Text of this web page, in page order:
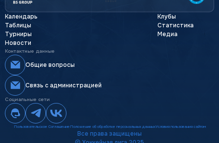
Календарь
Таблицы
Турниры
Новости
Клубы
Статистика
Медиа
Контактные данные
Общие вопросы
Связь с администрацией
Социальные сети
Пользовательское Соглашение Положение об обработке персональных данныхУсловия пользования сайтом
by princess w'<3
Все права защищены